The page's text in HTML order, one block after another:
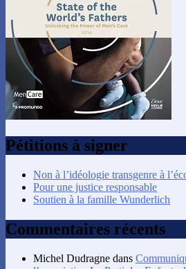
Pétitions à signer
Non à l’idéologie transgenre à
Pour une justice responsable
Soutien à la famille Wunderlich
Commentaires récents
Michel Dudragne dans